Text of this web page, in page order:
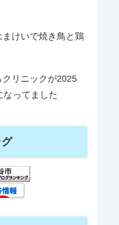
まけいで焼き鳥と鶏
クリニックが2025
なってました